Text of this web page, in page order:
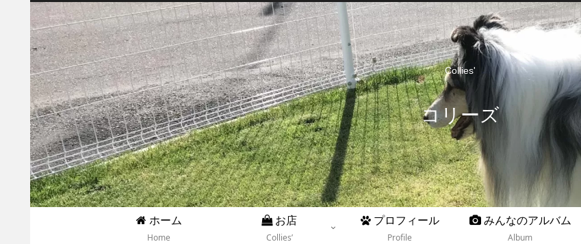
Collies'
コリーズ
ホーム
Home
お店
Collies’
プロフィール
Profile
みんなのアルバム
Album